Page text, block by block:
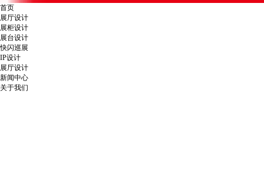
首页
展厅设计
展柜设计
展台设计
快闪巡展
IP设计
展厅设计
新闻中心
关于我们